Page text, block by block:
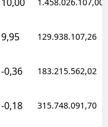
9,95 129.938.107,26
-0,36 183.215.562,02
-0,18 315.748.091,70